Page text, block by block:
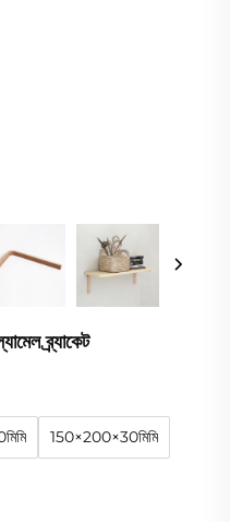
ব্র্যাকেট
150×200×30মিমি